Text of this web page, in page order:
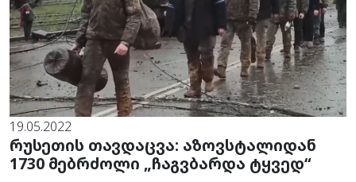
19.05.2022
რუსეთის თავდაცვა: აზოვსტალიდან
1730 მებრძოლი „ჩაგვბარდა ტყვედ“